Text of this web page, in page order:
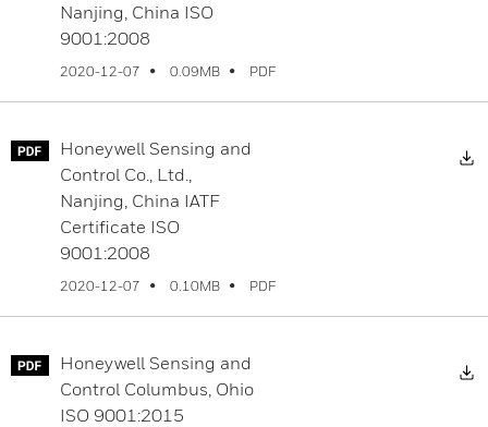
Nanjing, China ISO
9001:2008
2020-12-07 0.09MB PDF
Honeywell Sensing and
Control Co., Ltd.,
Nanjing, China IATF
Certificate ISO
9001:2008
2020-12-07 0.10MB PDF
Honeywell Sensing and
Control Columbus, Ohio
ISO 9001:2015